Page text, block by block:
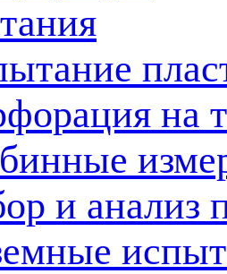
на
и анализ